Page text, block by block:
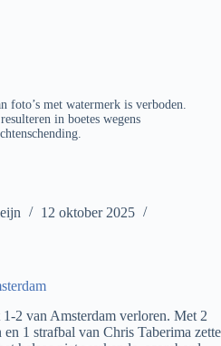
foto’s met watermerk is verboden.
in boetes wegens
12 oktober 2025
2 van Amsterdam verloren. Met 2
1 strafbal van Chris Taberima zette